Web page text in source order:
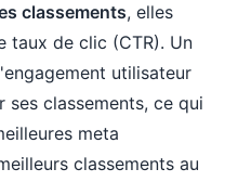
classements, elles
taux de clic (CTR). Un
utilisateur
classements, ce qui
meta
classements au